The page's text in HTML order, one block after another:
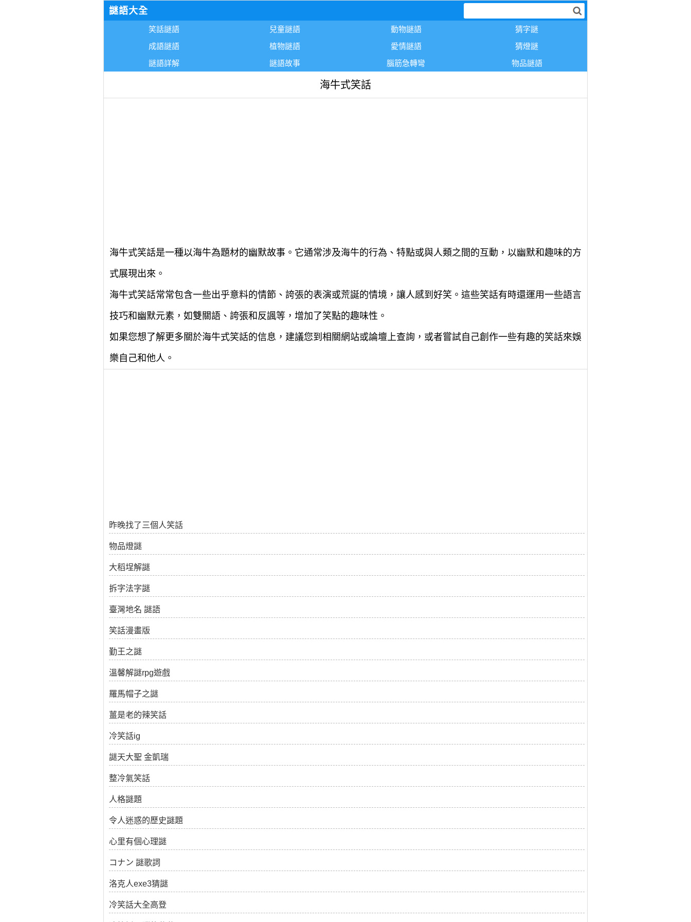
謎語大全
笑話謎語 兒童謎語 動物謎語
猜字謎
成語謎語
植物謎語 愛情謎語
猜燈謎
謎語詳解
謎語故事 腦筋急轉彎 物品謎語
海牛式笑話
海牛式笑話是一種以海牛為題材的幽默故事。它通常涉及海牛的行為、特點或與人類之間的互動，以幽默和趣味的方
式展現出來。
海牛式笑話常常包含一些出乎意料的情節、誇張的表演或荒誕的情境，讓人感到好笑。這些笑話有時還運用一些語言
技巧和幽默元素，如雙關語、誇張和反諷等，增加了笑點的趣味性。
如果您想了解更多關於海牛式笑話的信息，建議您到相關網站或論壇上查詢，或者嘗試自己創作一些有趣的笑話來娛
樂自己和他人。
昨晚找了三個人笑話
物品燈謎
大稻埕解謎
拆字法字謎
臺灣地名 謎語
笑話漫畫版
勤王之謎
溫馨解謎rpg遊戲
羅馬帽子之謎
薑是老的辣笑話
冷笑話ig
謎天大聖 金凱瑞
整冷氣笑話
人格謎題
令人迷惑的歷史謎題
心里有個心理謎
コナン 謎歌詞
洛克人exe3猜謎
冷笑話大全高登